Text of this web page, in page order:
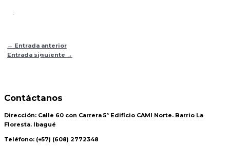
← Entrada anterior
Entrada siguiente →
Contáctanos
Dirección: Calle 60 con Carrera 5ª Edificio CAMI Norte. Barrio La
Floresta. Ibagué
Teléfono: (+57) (608) 2772348